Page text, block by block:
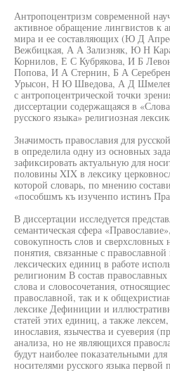
Антропоцентризм современной
активное обращение лингвистов к
мира и ее составляющих (Ю Д
Вежбицкая, А А Зализняк, Ю Н
Корнилов, Е С Кубрякова, И Б
Попова, И А Стернин, Б А
Урысон, Н Ю Шведова, А Д
с антропоцентрической точки
диссертации содержащаяся в
русского языка» религиозная
Значимость православия для
в определила одну из основных
зафиксировать актуальную для
половины XIX в лексику
которой словарь, по мнению
«пособшмъ къ изученпо истинъ
В диссертации исследуется
семантическая сфера
совокупность слов и
понятия, связанные с
лексических единиц в работе
религионим В состав
слова и словосочетания,
православной, так и к
лексике Дефиниции и
статей этих единиц, а также
инославия, язычества и суеверия
анализа, но не являющихся
будут наиболее показательными
носителями русского языка